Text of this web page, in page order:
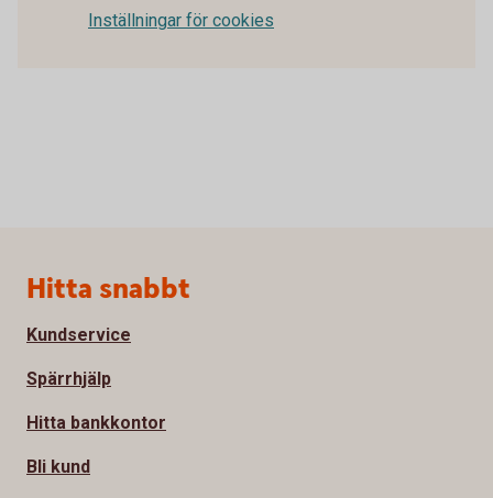
Inställningar för cookies
Sidfot
Hitta snabbt
Kundservice
Spärrhjälp
Hitta bankkontor
Bli kund